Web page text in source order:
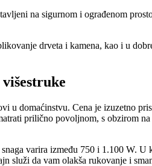
na sigurnom i ograđenom
drveta i kamena, kao i u
domaćinstvu. Cena je izuzetno
prilično povoljnom, s obzirom
varira između 750 i 1.100
služi da vam olakša rukovanje i